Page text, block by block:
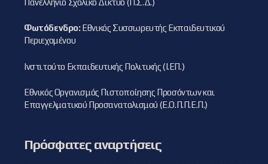
Φωτόδενδρο:Εθνικός Συσσωρευτής Εκπαιδευτικού
Περιεχομένου
Ινστιτούτο Εκπαιδευτικής Πολιτικής (Ι.ΕΠ.)
Εθνικός Οργανισμός Πιστοποίησης Προσόντων και
Επαγγελματικού Προσανατολισμού (Ε.Ο.Π.Π.Ε.Π.)
Πρόσφατες αναρτήσεις